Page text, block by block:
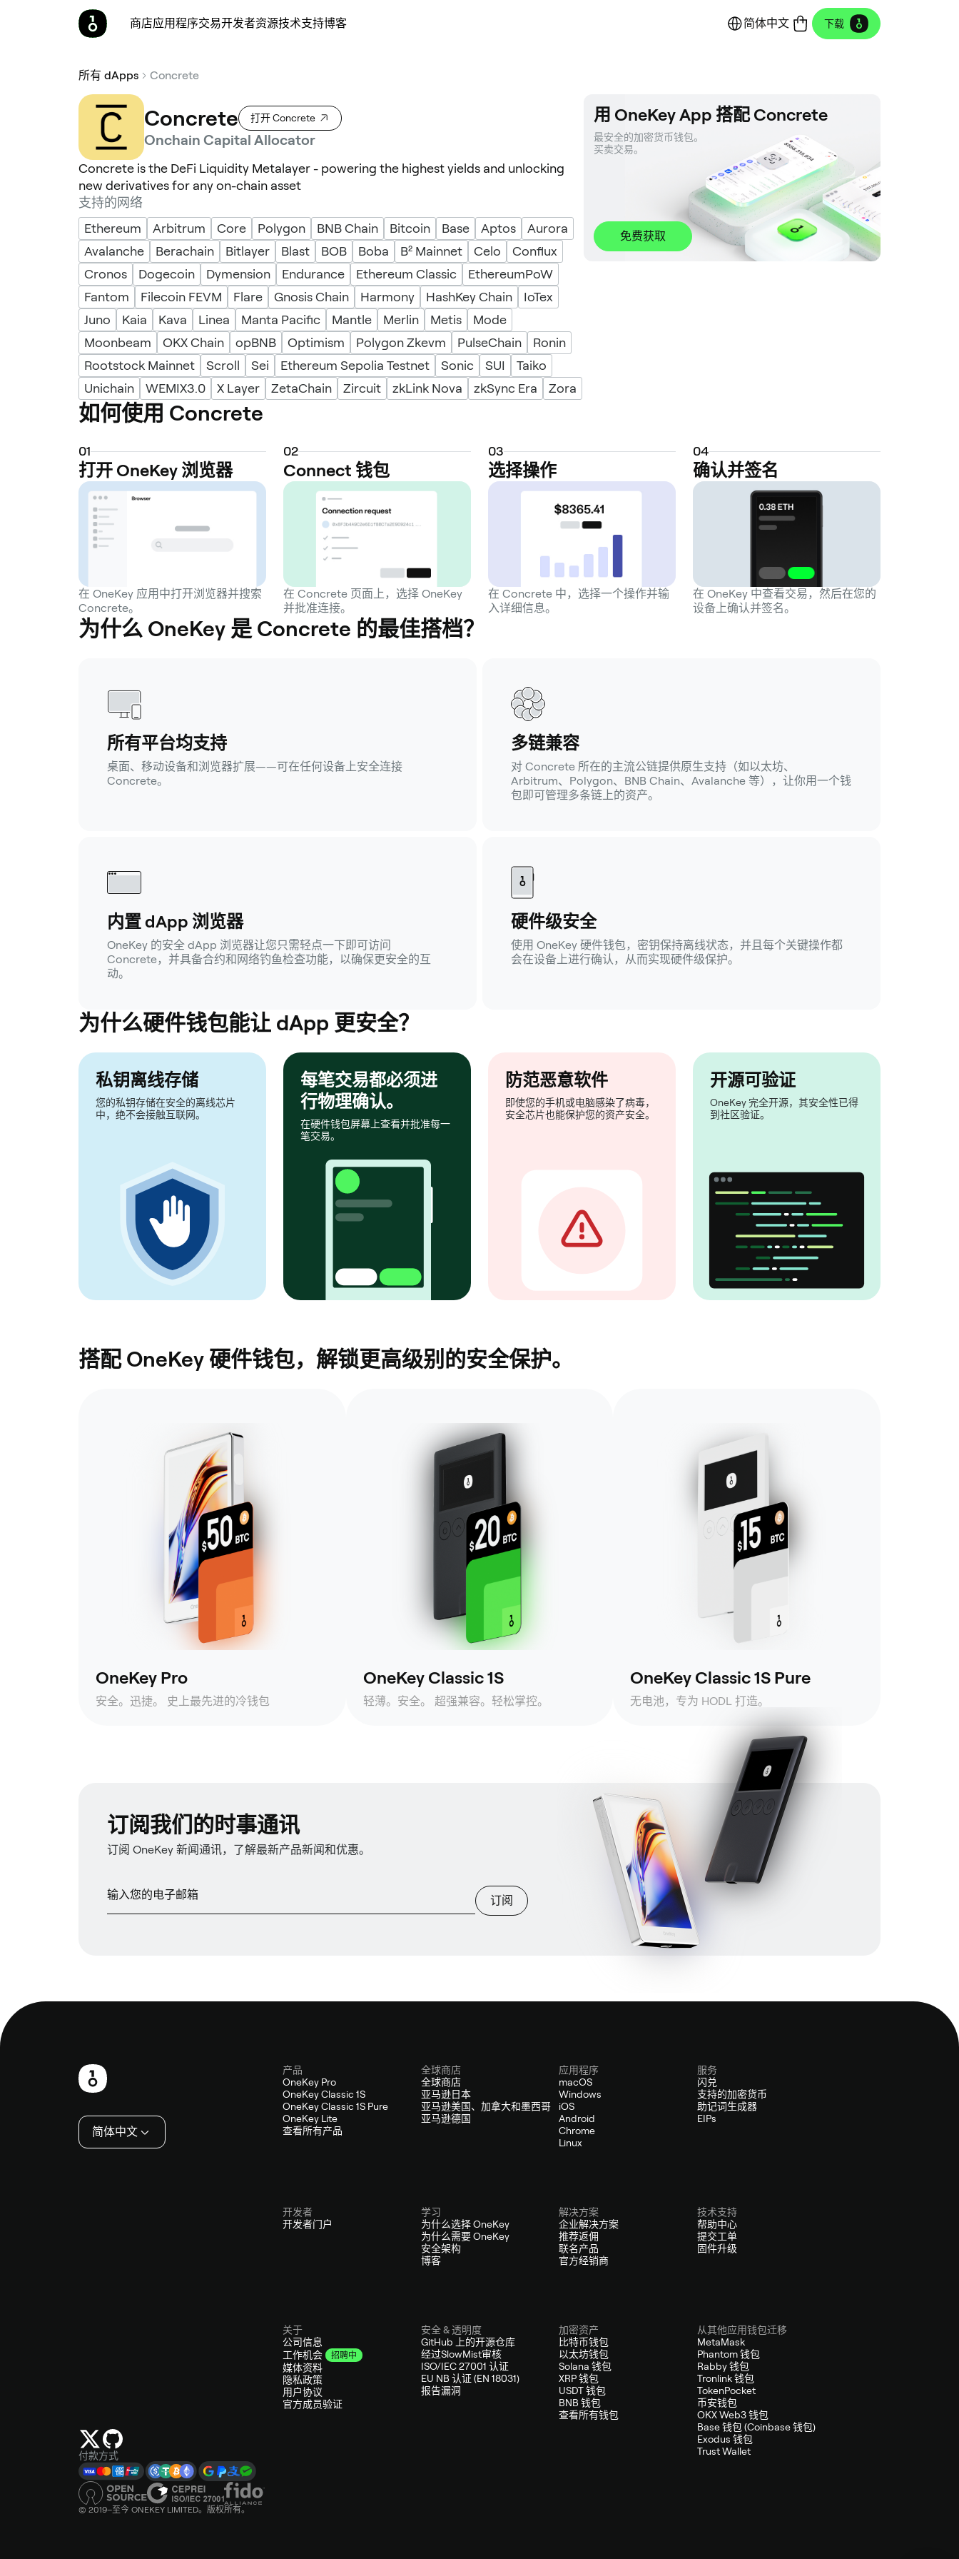
商店应用程序交易开发者资源技术支持博客 简体中文 下载
所有 dApps Concrete
Concrete 打开 Concrete
Onchain Capital Allocator
Concrete is the DeFi Liquidity Metalayer - powering the highest yields and unlocking
new derivatives for any on-chain asset
支持的网络
Ethereum
Arbitrum Core Polygon BNB Chain Bitcoin Base Aptos
Aurora
Avalanche
Berachain Bitlayer Blast BOB Boba B² Mainnet Celo
Conflux
Cronos
Dogecoin Dymension Endurance Ethereum Classic
EthereumPoW
Fantom
Filecoin FEVM Flare Gnosis Chain Harmony HashKey Chain
IoTex
Juno
Kaia Kava Linea Manta Pacific Mantle Merlin Metis
Mode
Moonbeam
OKX Chain opBNB Optimism Polygon Zkevm PulseChain
Ronin
Rootstock Mainnet
Scroll Sei Ethereum Sepolia Testnet Sonic SUI
Taiko
Unichain
WEMIX3.0 X Layer ZetaChain Zircuit zkLink Nova zkSync Era Zora
用 OneKey App 搭配 Concrete
最安全的加密货币钱包。
买卖交易。
免费获取
如何使用 Concrete
01
打开 OneKey 浏览器
在 OneKey 应用中打开浏览器并搜索
Concrete。
02
Connect 钱包
在 Concrete 页面上，选择 OneKey
并批准连接。
03
选择操作
在 Concrete 中，选择一个操作并输
入详细信息。
04
确认并签名
在 OneKey 中查看交易，然后在您的
设备上确认并签名。
为什么 OneKey 是 Concrete 的最佳搭档？
所有平台均支持
桌面、移动设备和浏览器扩展——可在任何设备上安全连接
Concrete。
多链兼容
对 Concrete 所在的主流公链提供原生支持（如以太坊、
Arbitrum、Polygon、BNB Chain、Avalanche 等），让你用一个钱
包即可管理多条链上的资产。
内置 dApp 浏览器
OneKey 的安全 dApp 浏览器让您只需轻点一下即可访问
Concrete，并具备合约和网络钓鱼检查功能，以确保更安全的互
动。
硬件级安全
使用 OneKey 硬件钱包，密钥保持离线状态，并且每个关键操作都
会在设备上进行确认，从而实现硬件级保护。
为什么硬件钱包能让 dApp 更安全？
私钥离线存储
您的私钥存储在安全的离线芯片
中，绝不会接触互联网。
每笔交易都必须进
行物理确认。
在硬件钱包屏幕上查看并批准每一
笔交易。
防范恶意软件
即使您的手机或电脑感染了病毒，
安全芯片也能保护您的资产安全。
开源可验证
OneKey 完全开源，其安全性已得
到社区验证。
搭配 OneKey 硬件钱包，解锁更高级别的安全保护。
OneKey Pro
安全。迅捷。 史上最先进的冷钱包
OneKey Classic 1S
轻薄。安全。 超强兼容。轻松掌控。
OneKey Classic 1S Pure
无电池，专为 HODL 打造。
订阅我们的时事通讯
订阅 OneKey 新闻通讯，了解最新产品新闻和优惠。
订阅
简体中文
付款方式
© 2019–至今 ONEKEY LIMITED。版权所有。
产品
OneKey Pro
OneKey Classic 1S
OneKey Classic 1S Pure
OneKey Lite
查看所有产品
全球商店
全球商店
亚马逊日本
亚马逊美国、加拿大和墨西哥
亚马逊德国
应用程序
macOS
Windows
iOS
Android
Chrome
Linux
服务
闪兑
支持的加密货币
助记词生成器
EIPs
开发者
开发者门户
学习
为什么选择 OneKey
为什么需要 OneKey
安全架构
博客
解决方案
企业解决方案
推荐返佣
联名产品
官方经销商
技术支持
帮助中心
提交工单
固件升级
关于
公司信息
工作机会
招聘中
媒体资料
隐私政策
用户协议
官方成员验证
安全 & 透明度
GitHub 上的开源仓库
经过SlowMist审核
ISO/IEC 27001 认证
EU NB 认证 (EN 18031)
报告漏洞
加密资产
比特币钱包
以太坊钱包
Solana 钱包
XRP 钱包
USDT 钱包
BNB 钱包
查看所有钱包
从其他应用钱包迁移
MetaMask
Phantom 钱包
Rabby 钱包
Tronlink 钱包
TokenPocket
币安钱包
OKX Web3 钱包
Base 钱包 (Coinbase 钱包)
Exodus 钱包
Trust Wallet